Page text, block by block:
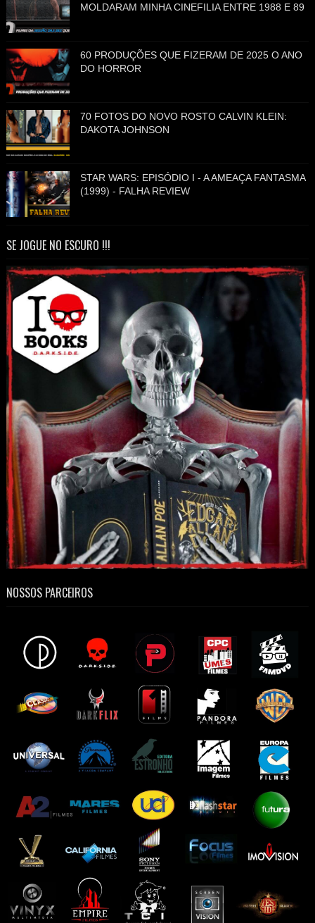
MOLDARAM MINHA CINEFILIA ENTRE 1988 E 89
60 PRODUÇÕES QUE FIZERAM DE 2025 O ANO
DO HORROR
70 FOTOS DO NOVO ROSTO CALVIN KLEIN:
DAKOTA JOHNSON
STAR WARS: EPISÓDIO I - A AMEAÇA FANTASMA
(1999) - FALHA REVIEW
SE JOGUE NO ESCURO !!!
NOSSOS PARCEIROS